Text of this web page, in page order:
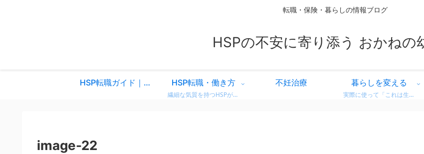
転職・保険・暮らしの情報ブログ
HSPの不安に寄り添う おかねの
HSP転職ガイド｜仕事を変えるべきか迷ったときに読む、共感と気づきのスタートページ HSP転職・働き方
繊細な気質を持つHSPが、自分に合った働き方を見つけるための情報をまとめています。 営業職での転職体験談や、向いている仕事・避けたい職場の特徴など、リアルな視点からお届け。 「もう我慢しない」働き方を一緒に考えてみませんか？
不妊治療 暮らしを変える
実際に使って「これは生活が変わった！」と感じた商品・サービスのレビューをまとめています。 デロンギのコーヒーマシンやドラム式洗濯機など、日常がちょっと豊かになるリアルな使用感をお届け。 迷っている方の参考になればうれしいです。
image-22